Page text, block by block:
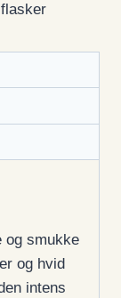
og smukke
og hvid
intens